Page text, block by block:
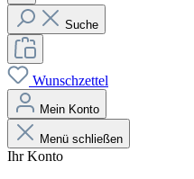
Suche
Wunschzettel
Mein Konto
Menü schließen
Ihr Konto